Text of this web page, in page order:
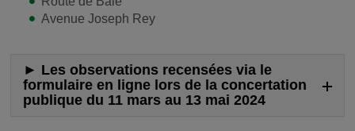
Avenue Joseph Rey
► Les observations recensées via le
formulaire en ligne lors de la concertation
publique du 11 mars au 13 mai 2024